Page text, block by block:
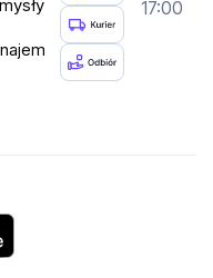
17:00